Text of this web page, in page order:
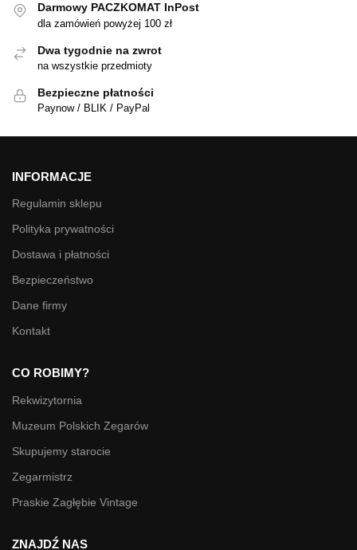
Darmowy PACZKOMAT InPost
dla zamówień powyżej 100 zł
Dwa tygodnie na zwrot
na wszystkie przedmioty
Bezpieczne płatności
Paynow / BLIK / PayPal
INFORMACJE
Regulamin sklepu
Polityka prywatności
Dostawa i płatności
Bezpieczeństwo
Dane firmy
Kontakt
CO ROBIMY?
Rekwizytornia
Muzeum Polskich Zegarów
Skupujemy starocie
Zegarmistrz
Praskie Zagłębie Vintage
ZNAJDŹ NAS